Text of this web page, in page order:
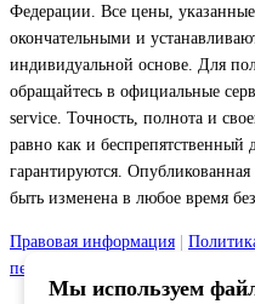
Мы используем
Федерации. Все цены,
окончательными и
индивидуальной основе. Для
обращайтесь в официальные
service. Точность, полнота и
равно как и беспрепятственный
гарантируются.
быть изменена в любое время
Правовая информация
персональных данных